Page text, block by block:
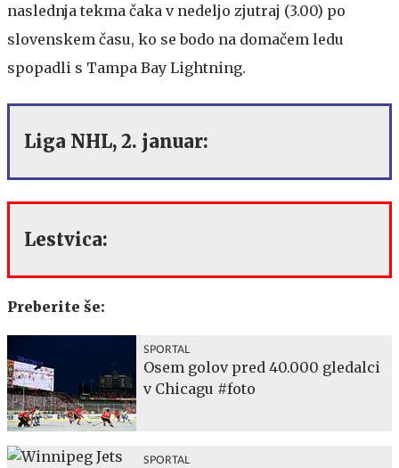
naslednja tekma čaka v nedeljo zjutraj (3.00) po
slovenskem času, ko se bodo na domačem ledu
spopadli s Tampa Bay Lightning.
Liga NHL, 2. januar:
Lestvica:
Preberite še:
SPORTAL
Osem golov pred 40.000 gledalci
v Chicagu #foto
SPORTAL